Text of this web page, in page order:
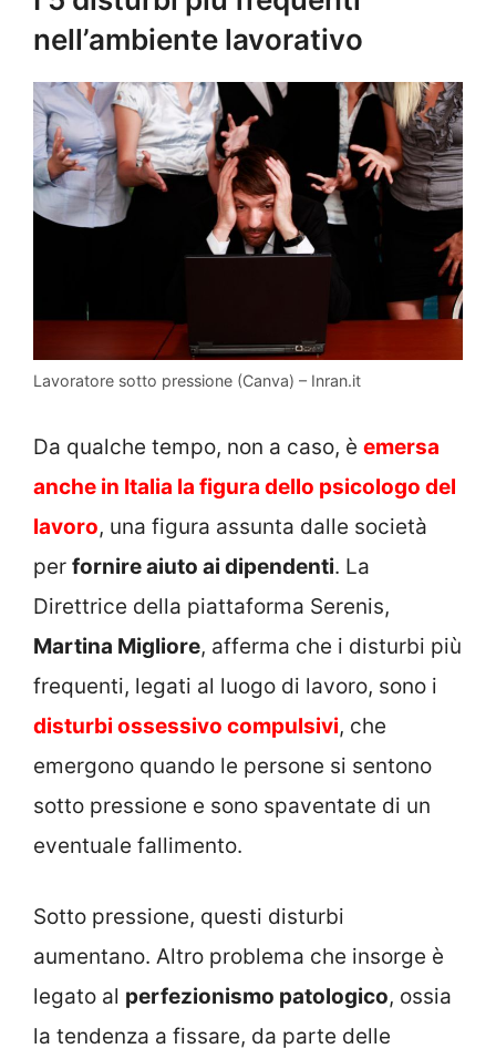
nell’ambiente lavorativo
Lavoratore sotto pressione (Canva) – Inran.it
Da qualche tempo, non a caso, è emersa
anche in Italia la figura dello psicologo del
lavoro, una figura assunta dalle società
per fornire aiuto ai dipendenti. La
Direttrice della piattaforma Serenis,
Martina Migliore, afferma che i disturbi più
frequenti, legati al luogo di lavoro, sono i
disturbi ossessivo compulsivi, che
emergono quando le persone si sentono
sotto pressione e sono spaventate di un
eventuale fallimento.
Sotto pressione, questi disturbi
aumentano. Altro problema che insorge è
legato al perfezionismo patologico, ossia
la tendenza a fissare, da parte delle